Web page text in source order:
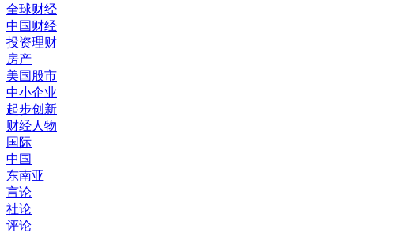
全球财经
中国财经
投资理财
房产
美国股市
中小企业
起步创新
财经人物
国际
中国
东南亚
言论
社论
评论